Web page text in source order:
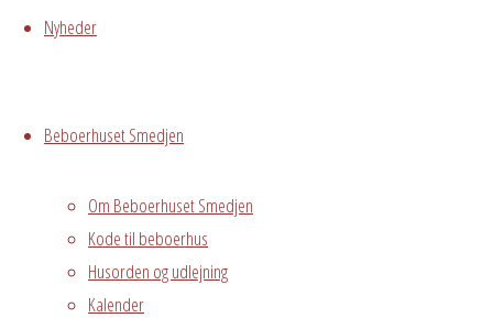
Nyheder
Beboerhuset Smedjen
Om Beboerhuset Smedjen
Kode til beboerhus
Husorden og udlejning
Kalender
svar